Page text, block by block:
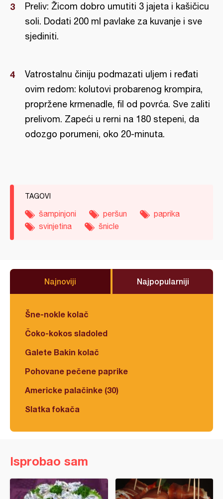
Preliv: Žicom dobro umutiti 3 jajeta i kašičicu
soli. Dodati 200 ml pavlake za kuvanje i sve
sjediniti.
Vatrostalnu činiju podmazati uljem i ređati
ovim redom: kolutovi probarenog krompira,
propržene krmenadle, fil od povrća. Sve zaliti
prelivom. Zapeći u rerni na 180 stepeni, da
odozgo porumeni, oko 20-minuta.
TAGOVI
šampinjoni peršun
paprika
svinjetina
šnicle
Najnoviji Najpopularniji
Šne-nokle kolač
Čoko-kokos sladoled
Galete Bakin kolač
Pohovane pečene paprike
Americke palačinke (30)
Slatka fokača
Isprobao sam